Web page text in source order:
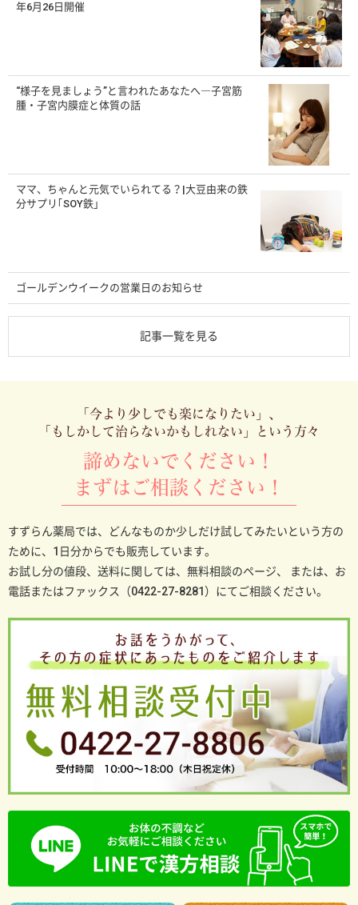
年6月26日開催
“様子を見ましょう”と言われたあなたへ―子宮筋
腫・子宮内膜症と体質の話
ママ、ちゃんと元気でいられてる？|大豆由来の鉄
分サプリ｢SOY鉄」
ゴールデンウイークの営業日のお知らせ
記事一覧を見る
「今より少しでも楽になりたい」、
「もしかして治らないかもしれない」という方々
諦めないでください！
まずはご相談ください！
すずらん薬局では、どんなものか少しだけ試してみたいという方の
ために、1日分からでも販売しています。
お試し分の値段、送料に関しては、無料相談のページ、
または、お
電話またはファックス（0422-27-8281）にてご相談ください。